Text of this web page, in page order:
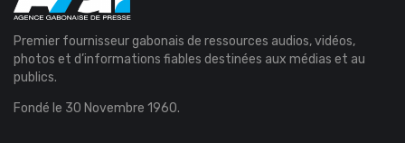
Premier fournisseur gabonais de ressources audios, vidéos,
photos et d’informations fiables destinées aux médias et au
publics.
Fondé le 30 Novembre 1960.